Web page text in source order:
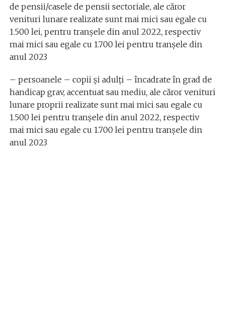
de pensii/casele de pensii sectoriale, ale căror
venituri lunare realizate sunt mai mici sau egale cu
1.500 lei, pentru tranșele din anul 2022, respectiv
mai mici sau egale cu 1.700 lei pentru tranșele din
anul 2023
– persoanele – copii și adulți – încadrate în grad de
handicap grav, accentuat sau mediu, ale căror venituri
lunare proprii realizate sunt mai mici sau egale cu
1.500 lei pentru tranșele din anul 2022, respectiv
mai mici sau egale cu 1.700 lei pentru tranșele din
anul 2023